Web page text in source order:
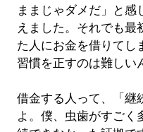
ままじゃダメだ」と感
えました。それでも最
た人にお金を借りて
習慣を正すのは難しい
借金する人って、「継
よ。僕、虫歯がすごく